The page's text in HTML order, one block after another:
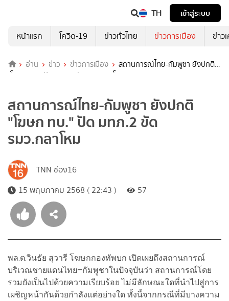
TH
เข้าสู่ระบบ
หน้าแรก
โควิด-19 ข่าวทั่วไทย ข่าวการเมือง ข่าว
อ่าน ข่าว ข่าวการเมือง
สถานการณ์ไทย-กัมพูชา ยังปกติ
"โฆษก ทบ." ปัด มทภ.2 ขัด รมว.กลาโหม
สถานการณ์ไทย-กัมพูชา ยังปกติ
"โฆษก ทบ." ปัด มทภ.2 ขัด
รมว.กลาโหม
TNN ช่อง16
15 พฤษภาคม 2568 ( 22:43 )
57
พล.ต.วินธัย สุวารี โฆษกกองทัพบก เปิดเผยถึงสถานการณ์
บริเวณชายแดนไทย–กัมพูชาในปัจจุบันว่า สถานการณ์โดย
รวมยังเป็นไปด้วยความเรียบร้อย ไม่มีลักษณะใดที่นำไปสู่การ
เผชิญหน้ากันด้วยกำลังแต่อย่างใด ทั้งนี้จากกรณีที่มีบางความ